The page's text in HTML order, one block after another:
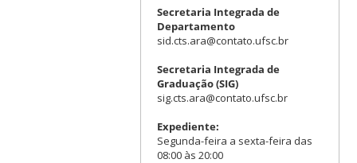
Secretaria Integrada de
Departamento
sid.cts.ara@contato.ufsc.br
Secretaria Integrada de
Graduação (SIG)
sig.cts.ara@contato.ufsc.br
Expediente:
Segunda-feira a sexta-feira das
08:00 às 20:00